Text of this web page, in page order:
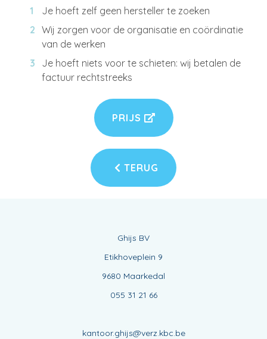
Je hoeft zelf geen hersteller te zoeken
Wij zorgen voor de organisatie en coördinatie
van de werken
Je hoeft niets voor te schieten: wij betalen de
factuur rechtstreeks
PRIJS
TERUG
Ghijs BV
Etikhoveplein 9
9680 Maarkedal
055 31 21 66
kantoor.ghijs@verz.kbc.be